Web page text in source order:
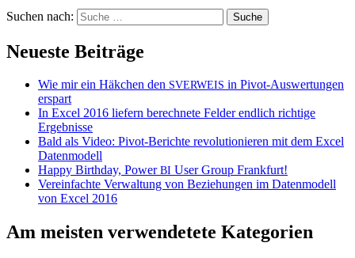
Suchen nach:
Neueste Beiträge
Wie mir ein Häkchen den SVERWEIS in Pivot-Auswertungen
erspart
In Excel 2016 liefern berechnete Felder endlich richtige
Ergebnisse
Bald als Video: Pivot-Berichte revolutionieren mit dem Excel
Datenmodell
Happy Birthday, PowerBI User Group Frankfurt!
Vereinfachte Verwaltung von Beziehungen im Datenmodell
von Excel 2016
Am meisten verwendetete Kategorien